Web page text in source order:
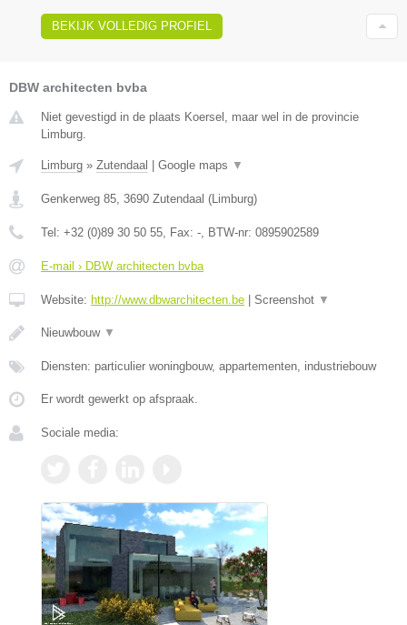
BEKIJK VOLLEDIG PROFIEL
DBW architecten bvba
Niet gevestigd in de plaats Koersel, maar wel in de provincie
Limburg.
Limburg » Zutendaal Google maps ▼
Genkerweg 85 3690 Zutendaal ( Limburg)
Tel: +32 (0)89 30 50 55 , Fax: - , BTW-nr: 0895902589
E-mail › DBW architecten bvba
Website: http://www.dbwarchitecten.be Screenshot ▼
Nieuwbouw ▼
Diensten: particulier woningbouw, appartementen, industriebouw
Er wordt gewerkt op afspraak.
Sociale media: